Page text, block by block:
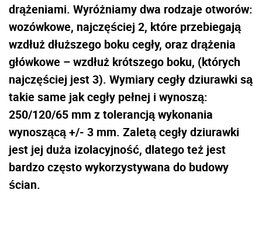
drążeniami. Wyróżniamy dwa rodzaje otworów:
wozówkowe, najczęściej 2, które przebiegają
wzdłuż dłuższego boku cegły, oraz drążenia
główkowe – wzdłuż krótszego boku, (których
najczęściej jest 3). Wymiary cegły dziurawki są
takie same jak cegły pełnej i wynoszą:
250/120/65 mm z tolerancją wykonania
wynoszącą +/- 3 mm. Zaletą cegły dziurawki
jest jej duża izolacyjność, dlatego też jest
bardzo często wykorzystywana do budowy
ścian.